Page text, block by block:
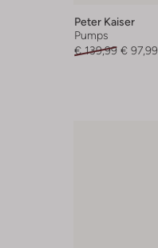
Peter Kaiser
Pumps
€ 139,99 € 97,99